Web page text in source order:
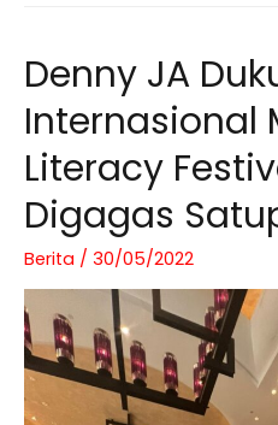
Sosio
Kultural
ASN
dan
Masyarakat
Denny JA
Internasional
Literacy
Digagas
Berita / 30/05/2022